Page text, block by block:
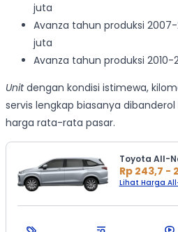
juta
Avanza tahun produksi
juta
Avanza tahun produksi 2010-
Unitdengan kondisi istimewa,
servis lengkap biasanya
harga rata-rata pasar.
Toyota All-
Rp 243,7 -
Lihat Harga